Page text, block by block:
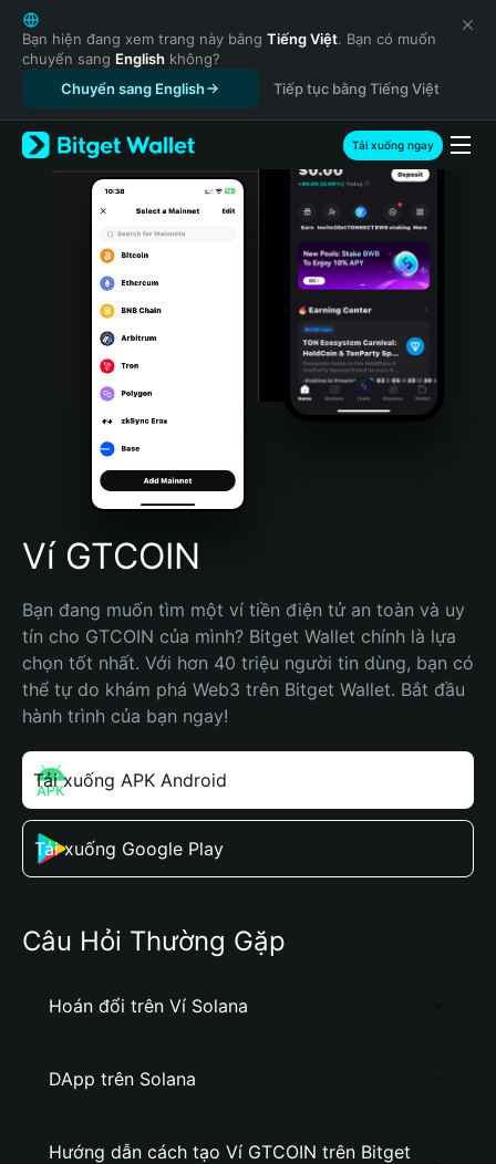
English
日本語
Tiếng Việt
Русский
Español (Latinoamérica)
Türkçe
Italiano
Português (Portugal)
Bahasa Indonesia
Português (Brasil)
Español (Argentina)
Bạn hiện đang xem trang này bằng Tiếng Việt. Bạn có muốn
chuyển sang English không?
Chuyển sang English
Tiếp tục bằng Tiếng Việt
Tải xuống ngay
Ví GTCOIN
Bạn đang muốn tìm một ví tiền điện tử an toàn và uy
tín cho GTCOIN của mình? Bitget Wallet chính là lựa
chọn tốt nhất. Với hơn 40 triệu người tin dùng, bạn có
thể tự do khám phá Web3 trên Bitget Wallet. Bắt đầu
hành trình của bạn ngay!
Tải xuống APK Android
Tải xuống Google Play
Câu Hỏi Thường Gặp
Hoán đổi trên Ví Solana
DApp trên Solana
Hướng dẫn cách tạo Ví GTCOIN trên Bitget